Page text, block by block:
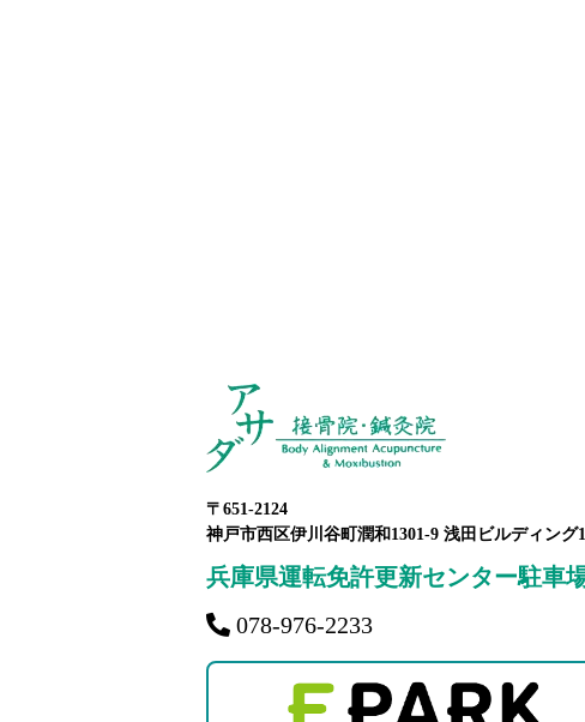
〒651-2124
神戸市西区伊川谷町潤和1301-9 浅田ビルディング
兵庫県運転免許更新センター駐車
078-976-2233